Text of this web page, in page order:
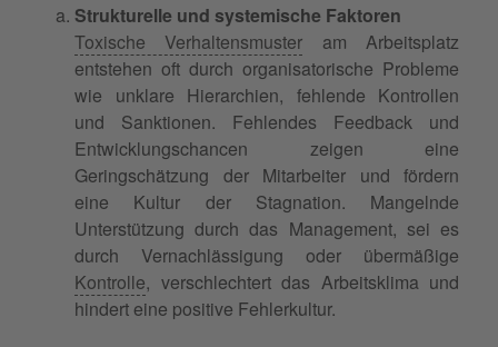
Strukturelle und systemische Faktoren
Toxische Verhaltensmuster am Arbeitsplatz
entstehen oft durch organisatorische Probleme
wie unklare Hierarchien, fehlende Kontrollen
und Sanktionen. Fehlendes Feedback und
Entwicklungschancen zeigen eine
Geringschätzung der Mitarbeiter und fördern
eine Kultur der Stagnation. Mangelnde
Unterstützung durch das Management, sei es
durch Vernachlässigung oder übermäßige
Kontrolle, verschlechtert das Arbeitsklima und
hindert eine positive Fehlerkultur.